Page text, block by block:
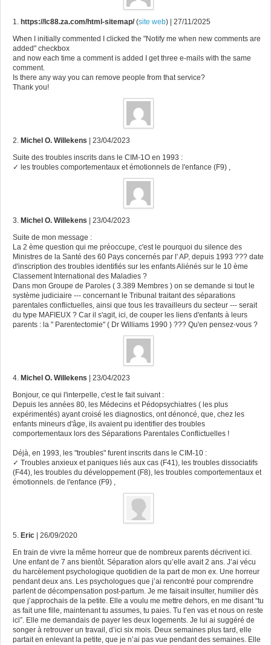
1. https://lc88.za.com/html-sitemap/(site web) | 27/11/2025
When I initially commented I clicked the "Notify me when new comments are
added" checkbox
and now each time a comment is added I get three e-mails with the same
comment.
Is there any way you can remove people from that service?
Thank you!
2. Michel O. Willekens | 23/04/2023
Suite des troubles inscrits dans le CIM-1O en 1993 :
✓ les troubles comportementaux et émotionnels de l'enfance (F9) ,
3. Michel O. Willekens | 23/04/2023
Suite de mon message :
La 2 ème question qui me préoccupe, c'est le pourquoi du silence des
Ministres de la Santé des 60 Pays concernés par l' AP, depuis 1993 ??? date
d'inscription des troubles identifiés sur les enfants Aliénés sur le 10 ème
Classement International des Maladies ?
Dans mon Groupe de Paroles ( 3.389 Membres ) on se demande si tout le
système judiciaire --- concernant le Tribunal traitant des séparations
parentales conflictuelles, ainsi que tous les travailleurs du secteur --- serait
du type MAFIEUX ? Car il s'agit, ici, de couper les liens d'enfants à leurs
parents : la " Parentectomie" ( Dr Williams 1990 ) ??? Qu'en pensez-vous ?
4. Michel O. Willekens | 23/04/2023
Bonjour, ce qui l'interpelle, c'est le fait suivant :
Depuis les années 80, les Médecins et Pédopsychiatres ( les plus
expérimentés) ayant croisé les diagnostics, ont dénoncé, que, chez les
enfants mineurs d'âge, ils avaient pu identifier des troubles
comportementaux lors des Séparations Parentales Conflictuelles !
Déjà, en 1993, les "troubles" furent inscrits dans le CIM-10 :
✓ Troubles anxieux et paniques liés aux cas (F41), les troubles dissociatifs
(F44), les troubles du développement (F8), les troubles comportementaux et
émotionnels. de l'enfance (F9) ,
5. Eric | 26/09/2020
En train de vivre la même horreur que de nombreux parents décrivent ici.
Une enfant de 7 ans bientôt. Séparation alors qu’elle avait 2 ans. J’ai vécu
du harcèlement psychologique quotidien de la part de mon ex. Une horreur
pendant deux ans. Les psychologues que j’ai rencontré pour comprendre
parlent de décompensation post-partum. Je me faisait insulter, humilier dès
que j’approchais de la petite. Elle a voulu me mettre dehors, en me disant “tu
as fait une fille, maintenant tu assumes, tu paies. Tu t’en vas et nous on reste
ici”. Elle me demandais de payer les deux logements. Je lui ai suggéré de
songer à retrouver un travail, d’ici six mois. Deux semaines plus tard, elle
partait en enlevant la petite, que je n’ai pas vue pendant des semaines. Elle